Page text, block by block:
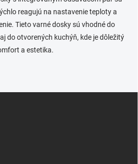
reagujú na nastavenie teploty a
Tieto varné dosky sú vhodné do
do otvorených kuchýň, kde je dôležitý
a estetika.